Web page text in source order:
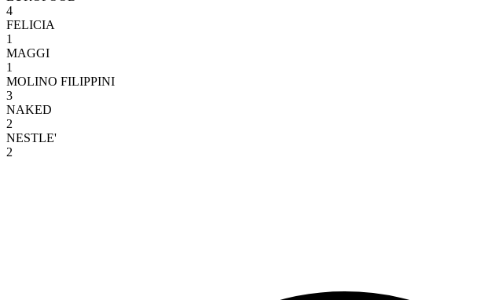
4
FELICIA
1
MAGGI
1
MOLINO FILIPPINI
3
NAKED
2
NESTLE'
2